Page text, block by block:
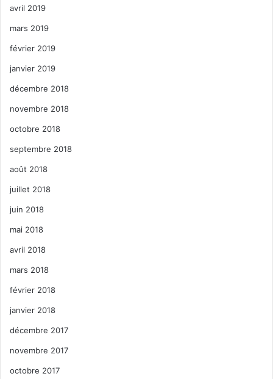
avril 2019
mars 2019
février 2019
janvier 2019
décembre 2018
novembre 2018
octobre 2018
septembre 2018
août 2018
juillet 2018
juin 2018
mai 2018
avril 2018
mars 2018
février 2018
janvier 2018
décembre 2017
novembre 2017
octobre 2017